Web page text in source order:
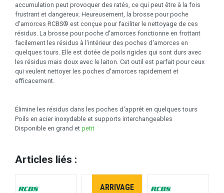
accumulation peut provoquer des ratés, ce qui peut être à la fois
frustrant et dangereux. Heureusement, la brosse pour poche
d'amorces RCBS® est conçue pour faciliter le nettoyage de ces
résidus. La brosse pour poche d'amorces fonctionne en frottant
facilement les résidus à l'intérieur des poches d'amorces en
quelques tours. Elle est dotée de poils rigides qui sont durs avec
les résidus mais doux avec le laiton. Cet outil est parfait pour ceux
qui veulent nettoyer les poches d'amorces rapidement et
efficacement.
Élimine les résidus dans les poches d'apprêt en quelques tours
Poils en acier inoxydable et supports interchangeables
Disponible en grand et petit
Articles liés :
ARRIVAGE